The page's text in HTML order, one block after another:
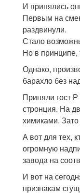
И принялись
Первым на
раздвинули.
Стало
Но в принципе,
Однако,
барахло без
Приняли гост
стронция. На
химиками. Зато
А вот для тех,
огромную
завода на
И вот на
признакам